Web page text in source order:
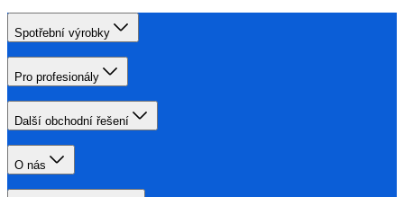
Spotřební výrobky
Pro profesionály
Další obchodní řešení
O nás